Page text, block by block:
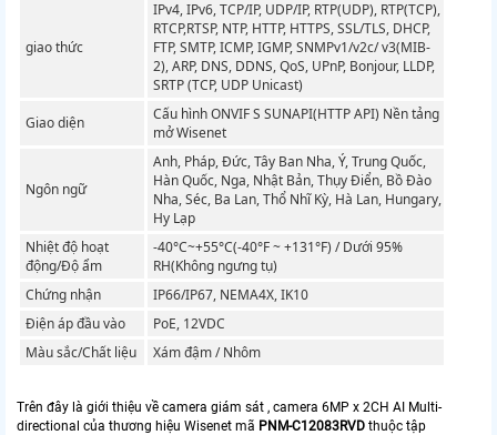
giao thức
IPv4, IPv6, TCP/IP, UDP/IP, RTP(UDP), RTP(TCP),
RTCP,RTSP, NTP, HTTP, HTTPS, SSL/TLS, DHCP,
FTP, SMTP, ICMP, IGMP, SNMPv1/v2c/ v3(MIB-
2), ARP, DNS, DDNS, QoS, UPnP, Bonjour, LLDP,
SRTP (TCP, UDP Unicast)
Giao diện
Cấu hình ONVIF S SUNAPI(HTTP API) Nền tảng
mở Wisenet
Ngôn ngữ
Anh, Pháp, Đức, Tây Ban Nha, Ý, Trung Quốc,
Hàn Quốc, Nga, Nhật Bản, Thụy Điển, Bồ Đào
Nha, Séc, Ba Lan, Thổ Nhĩ Kỳ, Hà Lan, Hungary,
Hy Lạp
Nhiệt độ hoạt
động/Độ ẩm
-40°C~+55°C(-40°F ~ +131°F) / Dưới 95%
RH(Không ngưng tụ)
Chứng nhận
IP66/IP67, NEMA4X, IK10
Điện áp đầu vào
PoE, 12VDC
Màu sắc/Chất liệu
Xám đậm / Nhôm
Trên đây là giới thiệu về camera giám sát , camera 6MP x 2CH AI Multi-
directional của thương hiệu Wisenet mã PNM-C12083RVD thuộc tập